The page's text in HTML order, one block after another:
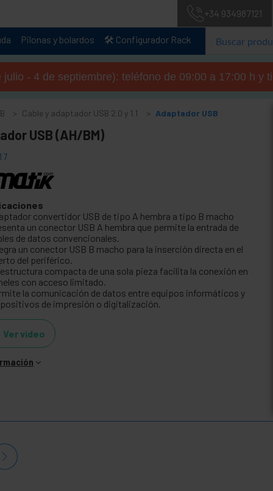
+34 934987121
Pilonas y bolardos 🛠️ Configurador Rack
- 4 de septiembre): teléfono de 09:00 a 17:00 h y
Cable y adaptador USB 2.0 y 1.1 Adaptador USB
USB (AH/BM)
convertidor USB de tipo A hembra a tipo B macho
un conector USB A hembra que permite la entrada de
de datos convencionales.
un conector USB B macho para la inserción directa en el
del periférico.
estructura compacta de una sola pieza facilita la conexión en
con acceso limitado.
la comunicación de datos entre equipos informáticos y
de impresión o digitalización.
Ver video